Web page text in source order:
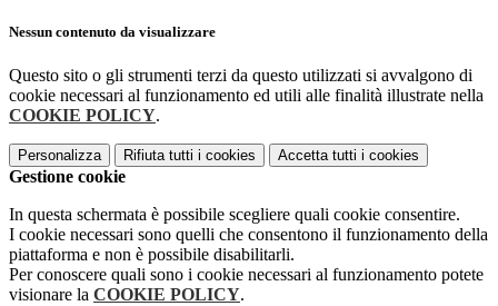
Nessun contenuto da visualizzare
Questo sito o gli strumenti terzi da questo utilizzati si avvalgono di
cookie necessari al funzionamento ed utili alle finalità illustrate nella
COOKIE POLICY.
Personalizza Rifiuta tutti i cookies Accetta tutti i cookies
Gestione cookie
In questa schermata è possibile scegliere quali cookie consentire.
I cookie necessari sono quelli che consentono il funzionamento della
piattaforma e non è possibile disabilitarli.
Per conoscere quali sono i cookie necessari al funzionamento potete
visionare la COOKIE POLICY.